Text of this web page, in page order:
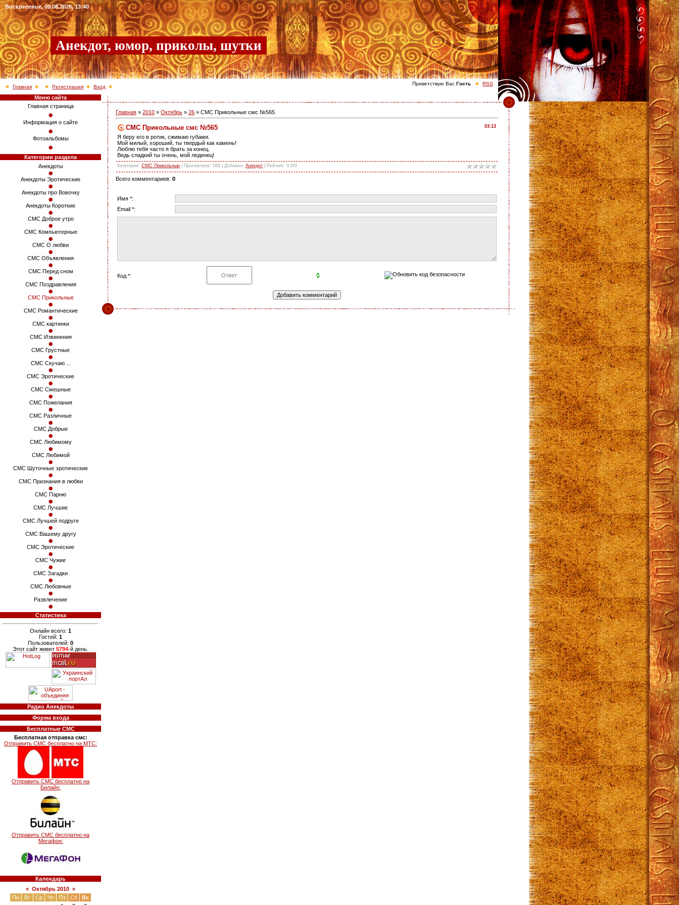
Воскресенье, 09.08.2026, 13:40
Приветствую Вас Гость RSS
Анекдот, юмор, приколы, шутки
Главная Регистрация Вход
Меню сайта
Главная страница
Информация о сайте
Фотоальбомы
Категории раздела
Анекдоты
Анекдоты Эротические
Анекдоты про Вовочку
Анекдоты Короткие
СМС Доброе утро
СМС Компьютерные
СМС О любви
СМС Объявления
СМС Перед сном
СМС Поздравления
СМС Прикольные
СМС Романтические
СМС картинки
СМС Извинения
СМС Грустные
СМС Скучаю ...
СМС Эротические
СМС Смешные
СМС Пожелания
СМС Различные
СМС Добрые
СМС Любимому
СМС Любимой
СМС Шуточные эротические
СМС Признания в любви
СМС Парню
СМС Лучшие
СМС Лучшей подруге
СМС Вашему другу
СМС Эротические
СМС Чужие
СМС Загадки
СМС Любовные
Развлечение
Статистика
Онлайн всего: 1
Гостей: 1
Пользователей: 0
Этот сайт живет 5794-й день.
Радио Анекдоты
Форма входа
Бесплатные СМС
Бесплатная отправка смс:
Отправить СМС бесплатно на МТС:
Отправить СМС бесплатно на
Билайн:
Отправить СМС бесплатно на
Мегафон:
Календарь
« Октябрь 2010 »
Пн
Вт Ср Чт Пт Сб
Вс
Главная » 2010 » Октябрь » 26 » СМС Прикольные смс №565
03:13
СМС Прикольные смс №565
Я беру его в ротик, сжимаю губами.
Мой милый, хороший, ты твердый как камень!
Люблю тебя часто я брать за конец.
Ведь сладкий ты очень, мой леденец!
Категория: СМС Прикольные Просмотров: 568 | Добавил: Анекдот Рейтинг: 0.0/0
Всего комментариев: 0
Имя *:
Email *:
Код *: